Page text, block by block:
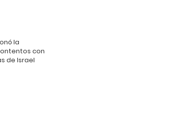
la
con
de Israel